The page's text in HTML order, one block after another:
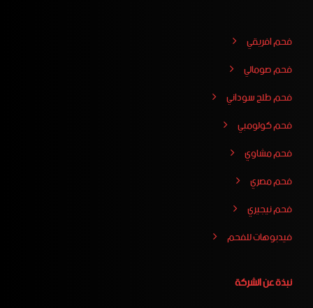
فحم افريقي
فحم صومالي
فحم طلح سوداني
فحم كولومبي
فحم مشاوي
فحم مصري
فحم نيجيري
فيدبوهات للفحم
نبذة عن الشركة